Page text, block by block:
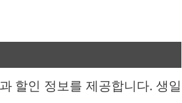
할인 정보를 제공합니다. 생일